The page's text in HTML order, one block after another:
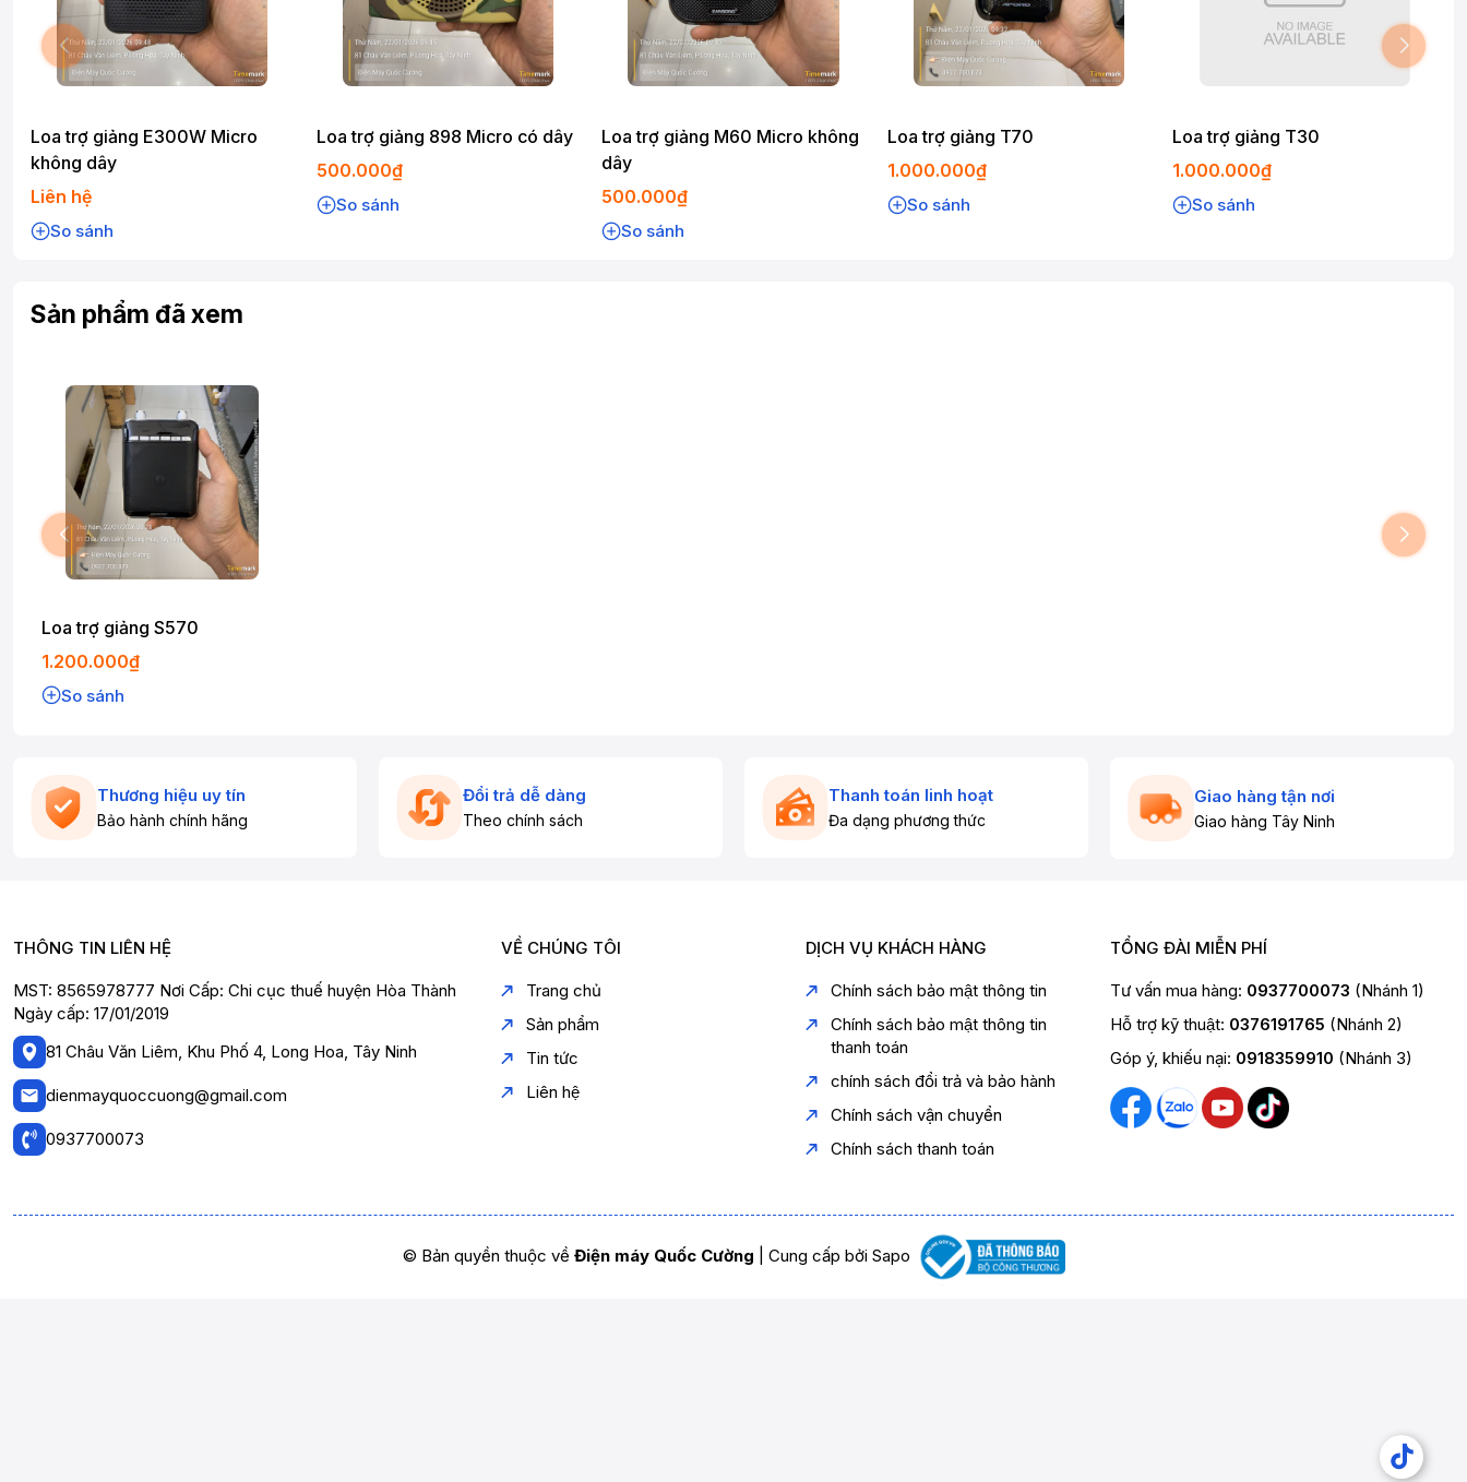
Loa trợ giảng E300W Micro
không dây
Liên hệ
So sánh
Loa trợ giảng 898 Micro có dây
500.000₫
So sánh
Loa trợ giảng M60 Micro không
dây
500.000₫
So sánh
Loa trợ giảng T70
1.000.000₫
So sánh
Loa trợ giảng T30
1.000.000₫
So sánh
Sản phẩm đã xem
Loa trợ giảng S570
1.200.000₫
So sánh
Thương hiệu uy tín
Bảo hành chính hãng
Đổi trả dễ dàng
Theo chính sách
Thanh toán linh hoạt
Đa dạng phương thức
Giao hàng tận nơi
Giao hàng Tây Ninh
THÔNG TIN LIÊN HỆ
MST: 8565978777 Nơi Cấp: Chi cục thuế huyện Hòa Thành
Ngày cấp: 17/01/2019
81 Châu Văn Liêm, Khu Phố 4, Long Hoa, Tây Ninh
dienmayquoccuong@gmail.com
0937700073
VỀ CHÚNG TÔI
Trang chủ
Sản phẩm
Tin tức
Liên hệ
DỊCH VỤ KHÁCH HÀNG
Chính sách bảo mật thông tin
Chính sách bảo mật thông tin
thanh toán
chính sách đổi trả và bảo hành
Chính sách vận chuyển
Chính sách thanh toán
TỔNG ĐÀI MIỄN PHÍ
Tư vấn mua hàng: 0937700073 (Nhánh 1)
Hỗ trợ kỹ thuật: 0376191765 (Nhánh 2)
Góp ý, khiếu nại: 0918359910 (Nhánh 3)
© Bản quyền thuộc về Điện máy Quốc Cường Cung cấp bởi Sapo